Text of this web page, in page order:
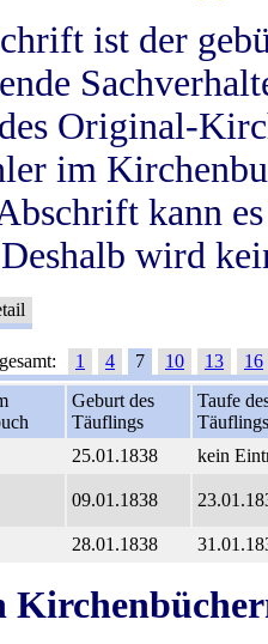
ist der
Original-
im
kann
wird
1 4 7 10 13
16
Geburt des
Täuflings
Taufe
Täuflings
25.01.1838 kein
09.01.1838
28.01.1838